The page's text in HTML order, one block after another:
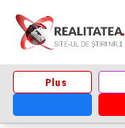
Plus